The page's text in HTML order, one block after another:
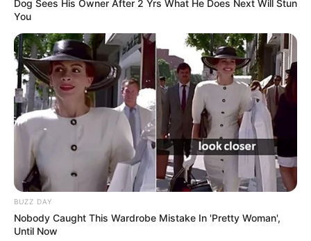
Dog Sees His Owner After 2 Yrs What He Does Next Will Stun
You
BUZZ DAY
Nobody Caught This Wardrobe Mistake In 'Pretty Woman',
Until Now